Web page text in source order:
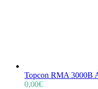
Topcon RMA 3000B
0,00€